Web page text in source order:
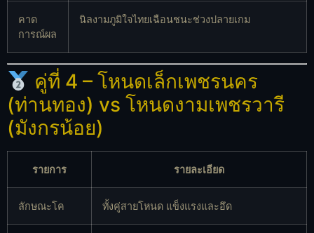
คาด
การณ์ผล
นิลงามภูมิใจไทยเฉือนชนะช่วงปลายเกม
คู่ที่ 4 – โหนดเล็กเพชรนคร
(ท่านทอง) vs โหนดงามเพชรวารี
(มังกรน้อย)
รายการ รายละเอียด
ลักษณะโค ทั้งคู่สายโหนด แข็งแรงและอึด